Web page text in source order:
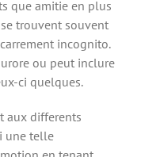
que amitie en plus
trouvent souvent
incognito.
ou peut inclure
ci quelques.
aux differents
une telle